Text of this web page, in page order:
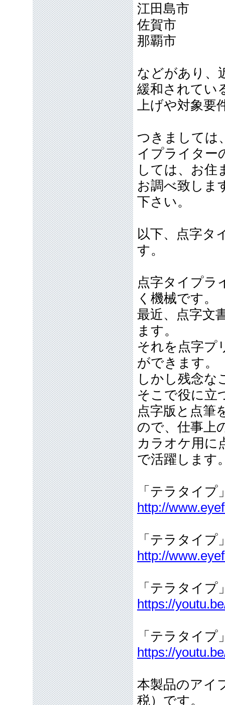
江田島市
佐賀市
那覇市
などがあり、
緩和されてい
上げや対象
つきましては
イプライター
しては、お住
お調べ致しま
下さい。
以下、点字タ
す。
点字タイプラ
く機械です。
最近、点字文
ます。
それを点字プ
ができます。
しかし残念な
そこで役に立
点字版と点筆
ので、仕事上
カラオケ用に
で活躍します
「テラタイ
http://
「テラタイ
http://
「テラタイ
https://
「テラタイ
https://
本製品のアイ
税）です。